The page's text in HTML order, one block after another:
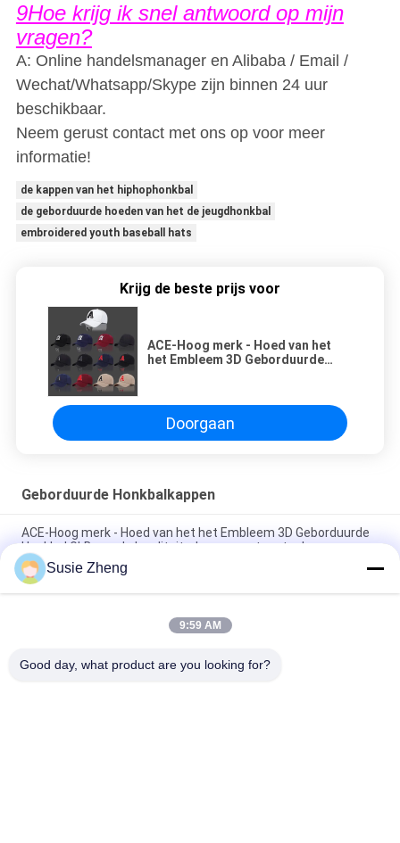
9Hoe krijg ik snel antwoord op mijn
vragen?
A: Online handelsmanager en Alibaba / Email /
Wechat/Whatsapp/Skype zijn binnen 24 uur
beschikbaar.
Neem gerust contact met ons op voor meer
informatie!
de kappen van het hiphophonkbal
de geborduurde hoeden van het de jeugdhonkbal
embroidered youth baseball hats
Krijg de beste prijs voor
ACE-Hoog merk - Hoed van het
het Embleem 3D Geborduurde
Doorgaan
Geborduurde Honkbalkappen
ACE-Hoog merk - Hoed van het het Embleem 3D Geborduurde
Honkbal GLB van de kwaliteitsdouane met metaalgesp
100% polyester 6 Comité Honkbalglb Stevige Klassieke Zes
Comité Ongestructureerde Papahoed
Vrachtwagenchauffeur Gebogen Rand Zes Comité Embleem
Susie Zheng
9:59 AM
Good day, what product are you looking for?